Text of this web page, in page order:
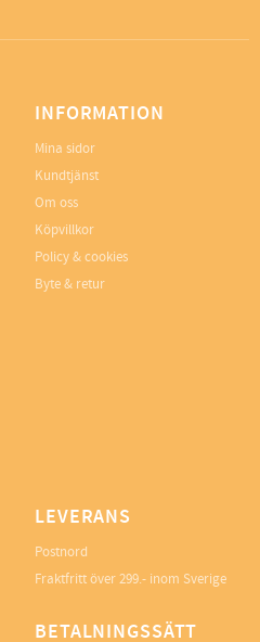
INFORMATION
Mina sidor
Kundtjänst
Om oss
Köpvillkor
Policy & cookies
Byte & retur
LEVERANS
Postnord
Fraktfritt över 299.- inom Sverige
BETALNINGSSÄTT